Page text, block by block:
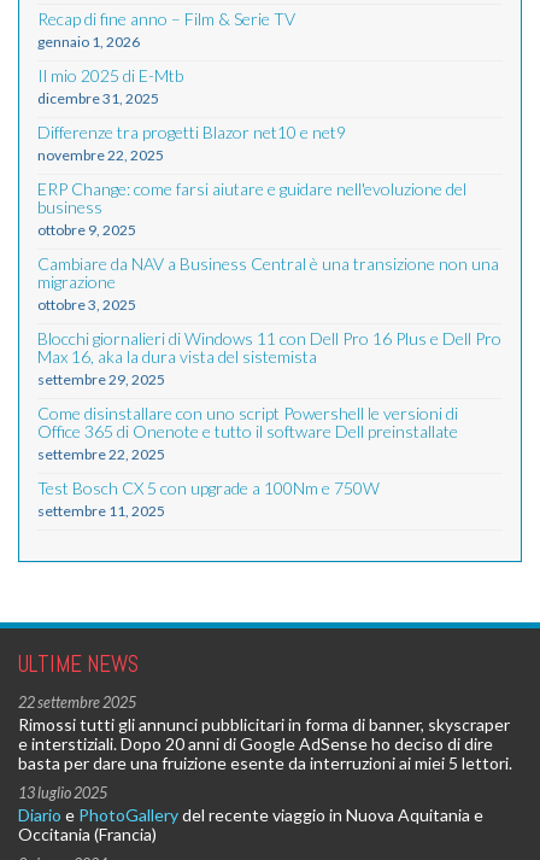
Recap di fine anno – Film & Serie TV
gennaio 1, 2026
Il mio 2025 di E-Mtb
dicembre 31, 2025
Differenze tra progetti Blazor net10 e net9
novembre 22, 2025
ERP Change: come farsi aiutare e guidare nell'evoluzione del
business
ottobre 9, 2025
Cambiare da NAV a Business Central è una transizione non una
migrazione
ottobre 3, 2025
Blocchi giornalieri di Windows 11 con Dell Pro 16 Plus e Dell Pro
Max 16, aka la dura vista del sistemista
settembre 29, 2025
Come disinstallare con uno script Powershell le versioni di
Office 365 di Onenote e tutto il software Dell preinstallate
settembre 22, 2025
Test Bosch CX 5 con upgrade a 100Nm e 750W
settembre 11, 2025
ULTIME NEWS
22 settembre 2025
Rimossi tutti gli annunci pubblicitari in forma di banner, skyscraper
e interstiziali. Dopo 20 anni di Google AdSense ho deciso di dire
basta per dare una fruizione esente da interruzioni ai miei 5 lettori.
13 luglio 2025
Diario e PhotoGallerydel recente viaggio in Nuova Aquitania e
Occitania (Francia)